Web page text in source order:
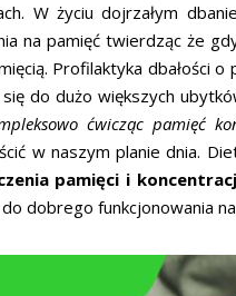
W życiu dojrzałym
na pamięć twierdząc że
Profilaktyka
do dużo większych
ćwicząc pamięć
w naszym planie dnia.
pamięci i
dobrego funkcjonowania